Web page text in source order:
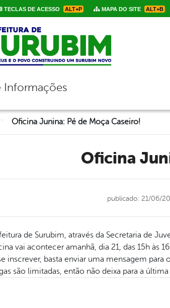
TECLAS DE ACESSO ALT+P MAPA DO SITE ALT+B
de navegação
Informações
Oficina Junina: Pé de Moça Caseiro!
Oficina
publicado: 21/06/
de Surubim, através da Secretaria de
vai acontecer amanhã, dia 21, das 15h às
inscrever, basta enviar uma mensagem para
são limitadas, então não deixa para a última